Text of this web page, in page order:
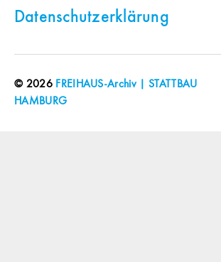
Datenschutzerklärung
© 2026 FREIHAUS-Archiv | STATTBAU
HAMBURG